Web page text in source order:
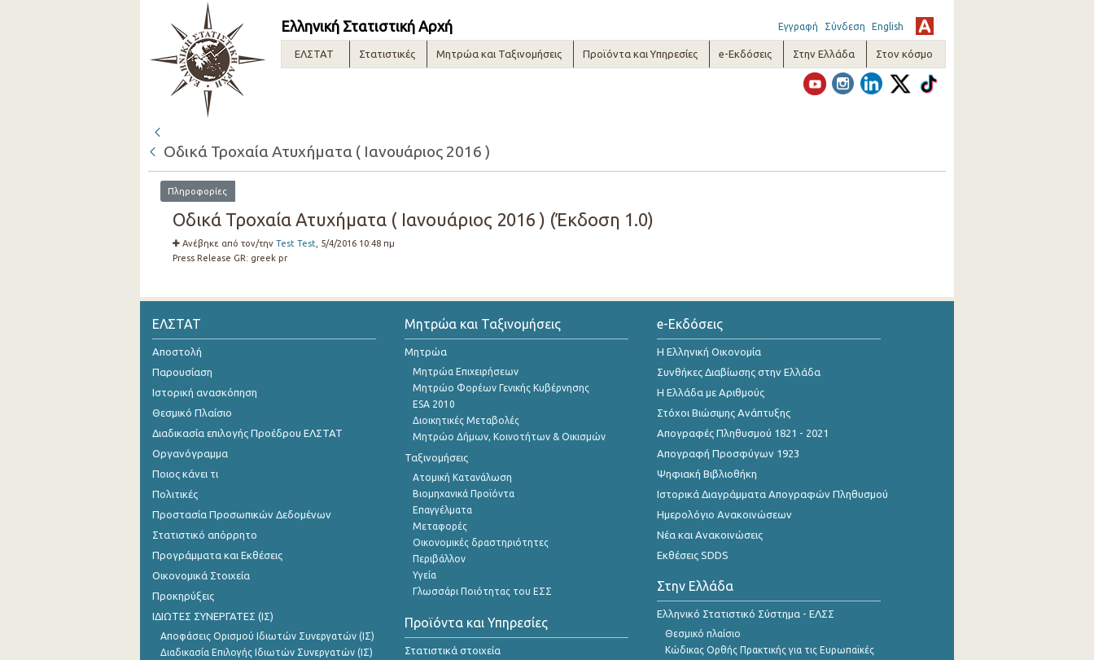
Ελληνική Στατιστική Αρχή Εγγραφή Σύνδεση English
ΕΛΣΤΑΤ Στατιστικές Μητρώα και Ταξινομήσεις Προϊόντα και Υπηρεσίες e-Εκδόσεις Στην Ελλάδα Στον κόσμο
Οδικά Τροχαία Ατυχήματα ( Ιανουάριος 2016 )
Πληροφορίες
Οδικά Τροχαία Ατυχήματα ( Ιανουάριος 2016 ) (Έκδοση 1.0)
Ανέβηκε από τον/την Test Test , 5/4/2016 10:48 πμ
Press Release GR: greek pr
ΕΛΣΤΑΤ
Αποστολή
Παρουσίαση
Ιστορική ανασκόπηση
Θεσμικό Πλαίσιο
Διαδικασία επιλογής Προέδρου ΕΛΣΤΑΤ
Οργανόγραμμα
Ποιος κάνει τι
Πολιτικές
Προστασία Προσωπικών Δεδομένων
Στατιστικό απόρρητο
Προγράμματα και Εκθέσεις
Οικονομικά Στοιχεία
Προκηρύξεις
ΙΔΙΩΤΕΣ ΣΥΝΕΡΓΑΤΕΣ (ΙΣ)
Αποφάσεις Ορισμού Ιδιωτών Συνεργατών (ΙΣ)
Διαδικασία Επιλογής Ιδιωτών Συνεργατών (ΙΣ)
Μητρώα και Ταξινομήσεις
Μητρώα
Μητρώα Επιχειρήσεων
Μητρώο Φορέων Γενικής Κυβέρνησης
ESA 2010
Διοικητικές Μεταβολές
Μητρώο Δήμων, Κοινοτήτων & Οικισμών
Ταξινομήσεις
Ατομική Κατανάλωση
Βιομηχανικά Προϊόντα
Επαγγέλματα
Μεταφορές
Οικονομικές δραστηριότητες
Περιβάλλον
Υγεία
Γλωσσάρι Ποιότητας του ΕΣΣ
Προϊόντα και Υπηρεσίες
Στατιστικά στοιχεία
e-Εκδόσεις
Η Ελληνική Οικονομία
Συνθήκες Διαβίωσης στην Ελλάδα
Η Ελλάδα με Αριθμούς
Στόχοι Βιώσιμης Ανάπτυξης
Απογραφές Πληθυσμού 1821 - 2021
Απογραφή Προσφύγων 1923
Ψηφιακή Βιβλιοθήκη
Ιστορικά Διαγράμματα Απογραφών Πληθυσμού
Ημερολόγιο Ανακοινώσεων
Νέα και Ανακοινώσεις
Εκθέσεις SDDS
Στην Ελλάδα
Ελληνικό Στατιστικό Σύστημα - ΕΛΣΣ
Θεσμικό πλαίσιο
Κώδικας Ορθής Πρακτικής για τις Ευρωπαϊκές